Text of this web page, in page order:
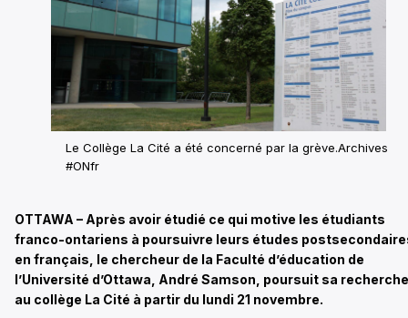
Le Collège La Cité a été concerné par la grève.Archives
#ONfr
OTTAWA – Après avoir étudié ce qui motive les étudiants
franco-ontariens à poursuivre leurs études
en français, le chercheur de la Faculté d’éducation de
l’Université d’Ottawa, André Samson, poursuit sa recherche
au collège La Cité à partir du lundi 21 novembre.